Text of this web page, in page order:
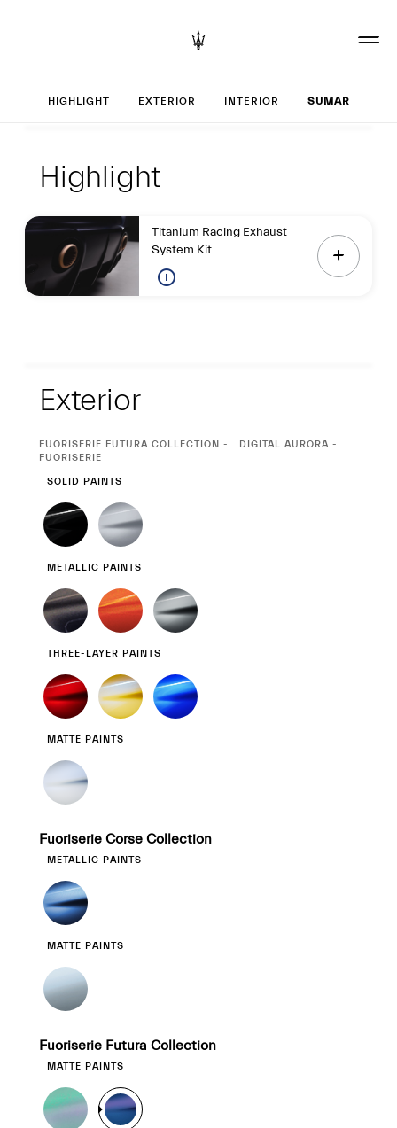
Set up your GT2
HIGHLIGHT EXTERIOR INTERIOR SUMAR
Highlight
Highlight
Titanium Racing Exhaust
System Kit
Exterior
CURRENT
SELECTION
FUORISERIE FUTURA COLLECTION
DIGITAL AURORA -
FUORISERIE
SOLID PAINTS
METALLIC PAINTS
THREE-LAYER PAINTS
MATTE PAINTS
Fuoriserie Corse Collection
METALLIC PAINTS
MATTE PAINTS
Fuoriserie Futura Collection
MATTE PAINTS